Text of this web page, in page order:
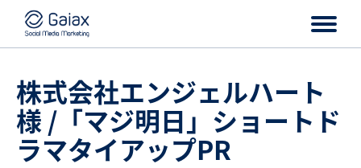
株式会社エンジェルハート
様 /「マジ明日」ショートド
ラマタイアップPR